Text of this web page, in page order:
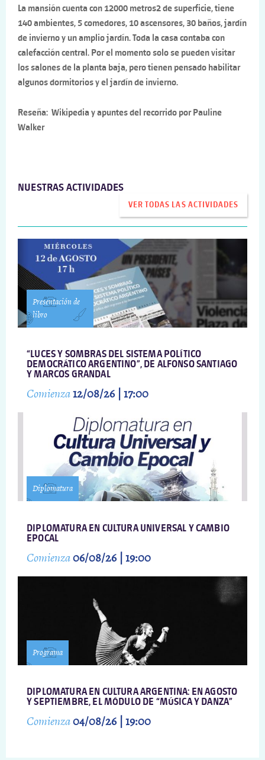
La mansión cuenta con 12000 metros2 de superficie, tiene
140 ambientes, 5 comedores, 10 ascensores, 30 baños, jardín
de invierno y un amplio jardín. Toda la casa contaba con
calefacción central. Por el momento solo se pueden visitar
los salones de la planta baja, pero tienen pensado habilitar
algunos dormitorios y el jardín de invierno.
Reseña: Wikipedia y apuntes del recorrido por Pauline
Walker
NUESTRAS ACTIVIDADES
VER TODAS LAS ACTIVIDADES
Presentación de
libro
“LUCES Y SOMBRAS DEL SISTEMA POLÍTICO
DEMOCRÁTICO ARGENTINO”, DE ALFONSO SANTIAGO
Y MARCOS GRANDAL
Comienza12/08/26 | 17:00
Diplomatura
DIPLOMATURA EN CULTURA UNIVERSAL Y CAMBIO
EPOCAL
Comienza06/08/26 | 19:00
Programa
DIPLOMATURA EN CULTURA ARGENTINA: EN AGOSTO
Y SEPTIEMBRE, EL MÓDULO DE “MÚSICA Y DANZA”
Comienza04/08/26 | 19:00